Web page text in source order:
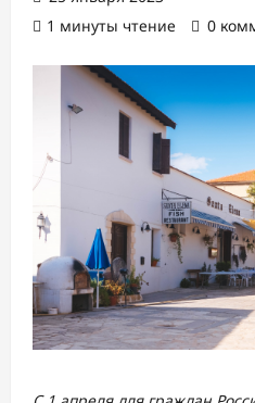
1 минуты чтение
0